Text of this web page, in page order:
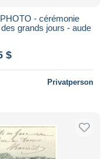
- cérémonie
grands jours - aude
$
Privatperson